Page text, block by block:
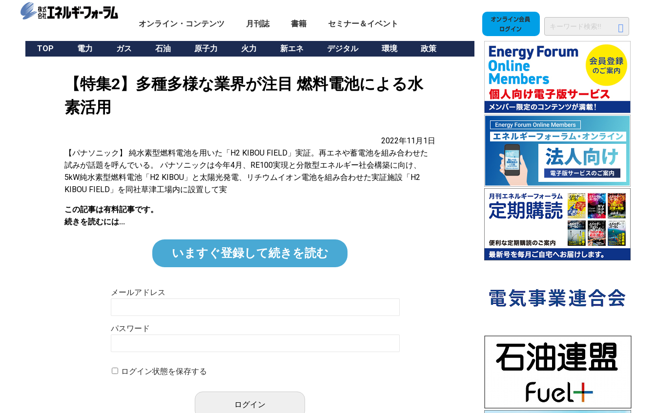
オンライン・コンテンツ 月刊誌 書籍 セミナー＆イベント
TOP 電力 ガス 石油 原子力 火力 新エネ デジタル 環境 政策
【特集2】多種多様な業界が注目 燃料電池による水
素活用
2022年11月1日
【パナソニック】 純水素型燃料電池を用いた「H2 KIBOU FIELD」実証。再エネや蓄電池を組み合わせた
試みが話題を呼んでいる。 パナソニックは今年4月、RE100実現と分散型エネルギー社会構築に向け、
5kW純水素型燃料電池「H2 KIBOU」と太陽光発電、リチウムイオン電池を組み合わせた実証施設「H2
KIBOU FIELD」を同社草津工場内に設置して実
この記事は有料記事です。
続きを読むには...
いますぐ登録して続きを読む
メールアドレス
パスワード
ログイン状態を保存する